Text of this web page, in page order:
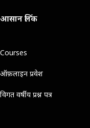
आसान लिंक
Courses
ऑफ़लाइन प्रवेश
विगत वर्षीय प्रश्न पत्र